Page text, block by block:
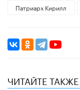
Патриарх Кирилл
ЧИТАЙТЕ